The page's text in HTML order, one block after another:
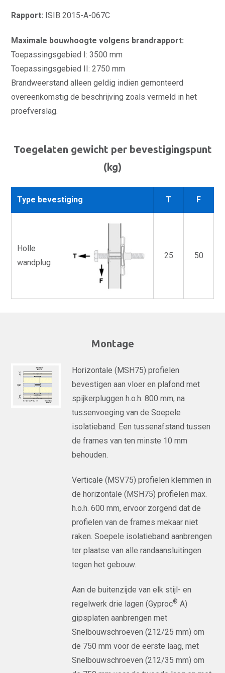
Rapport: ISIB 2015-A-067C
Maximale bouwhoogte volgens brandrapport:
Toepassingsgebied I: 3500 mm
Toepassingsgebied II: 2750 mm
Brandweerstand alleen geldig indien gemonteerd
overeenkomstig de beschrijving zoals vermeld in het
proefverslag.
Toegelaten gewicht per bevestigingspunt
(kg)
Type bevestiging T F
Holle
wandplug
25 50
Montage
Horizontale (MSH75) profielen
bevestigen aan vloer en plafond met
spijkerpluggen h.o.h. 800 mm, na
tussenvoeging van de Soepele
isolatieband. Een tussenafstand tussen
de frames van ten minste 10 mm
behouden.
Verticale (MSV75) profielen klemmen in
de horizontale (MSH75) profielen max.
h.o.h. 600 mm, ervoor zorgend dat de
profielen van de frames mekaar niet
raken. Soepele isolatieband aanbrengen
ter plaatse van alle randaansluitingen
tegen het gebouw.
Aan de buitenzijde van elk stijl- en
regelwerk drie lagen (Gyproc® A)
gipsplaten aanbrengen met
Snelbouwschroeven (212/25 mm) om
de 750 mm voor de eerste laag, met
Snelbouwschroeven (212/35 mm) om